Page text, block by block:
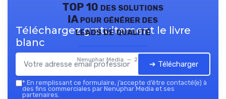
TOP 10 des solutions
IA pour générer des
leads de qualité
Nenuphar Media — 2026
Téléchargez gratuitement le livre
blanc
➔ Télécharger
* En remplissant ce formulaire, j’accepte d’être contacté(e) à
des fins commerciales par Nenuphar Media et ses
partenaires.